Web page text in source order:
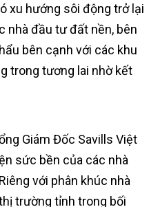
xu hướng sôi động trở lại
nhà đầu tư đất nền, bên
bên cạnh với các khu
trong tương lai nhờ kết
Giám Đốc Savills Việt
sức bền của các nhà
với phân khúc nhà
trường tỉnh trong bối